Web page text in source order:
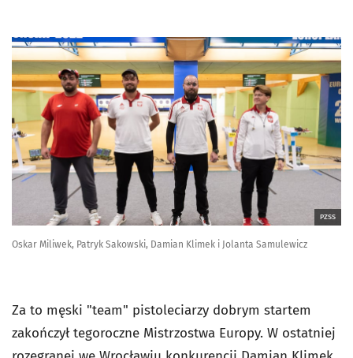
PZSS
Oskar Miliwek, Patryk Sakowski, Damian Klimek i Jolanta Samulewicz
Za to męski "team" pistoleciarzy dobrym startem
zakończył tegoroczne Mistrzostwa Europy. W ostatniej